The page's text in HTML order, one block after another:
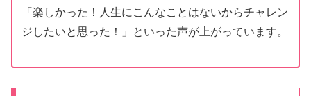
「楽しかった！人生にこんなことはないからチャレン
ジしたいと思った！」といった声が上がっています。